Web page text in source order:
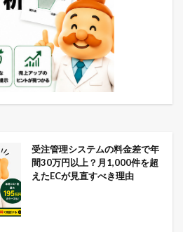
受注管理システムの料金差で年
間30万円以上？月1,000件を超
えたECが見直すべき理由